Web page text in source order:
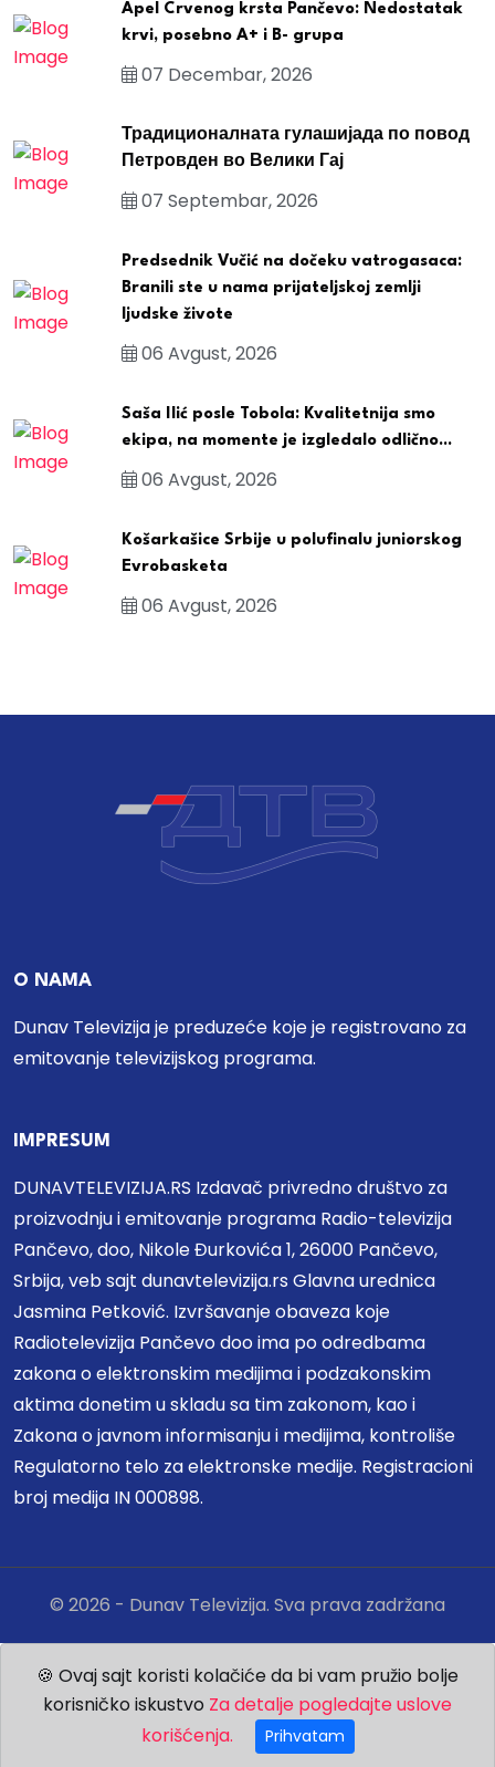
Apel Crvenog krsta Pančevo: Nedostatak
krvi, posebno A+ i B- grupa
07 Decembar, 2026
Традиционалната гулашијада по повод
Петровден во Велики Гај
07 Septembar, 2026
Predsednik Vučić na dočeku vatrogasaca:
Branili ste u nama prijateljskoj zemlji
ljudske živote
06 Avgust, 2026
Saša Ilić posle Tobola: Kvalitetnija smo
ekipa, na momente je izgledalo odlično...
06 Avgust, 2026
Košarkašice Srbije u polufinalu juniorskog
Evrobasketa
06 Avgust, 2026
O NAMA
Dunav Televizija je preduzeće koje je registrovano za
emitovanje televizijskog programa.
IMPRESUM
DUNAVTELEVIZIJA.RS Izdavač privredno društvo za
proizvodnju i emitovanje programa Radio-televizija
Pančevo, doo, Nikole Đurkovića 1, 26000 Pančevo,
Srbija, veb sajt dunavtelevizija.rs Glavna urednica
Jasmina Petković. Izvršavanje obaveza koje
Radiotelevizija Pančevo doo ima po odredbama
zakona o elektronskim medijima i podzakonskim
aktima donetim u skladu sa tim zakonom, kao i
Zakona o javnom informisanju i medijima, kontroliše
Regulatorno telo za elektronske medije. Registracioni
broj medija IN 000898.
© 2026 - Dunav Televizija. Sva prava zadržana
🍪 Ovaj sajt koristi kolačiće da bi vam pružio bolje
korisničko iskustvo Za detalje pogledajte uslove
korišćenja.
Prihvatam